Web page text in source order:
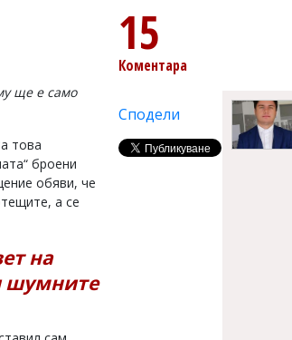
ще е само
това
броени
обяви, че
а се
на
шумните
15
Коментара
Сподели